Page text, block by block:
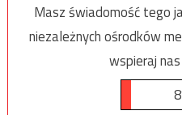
Masz świadomość tego
niezależnych ośrodków
wspieraj